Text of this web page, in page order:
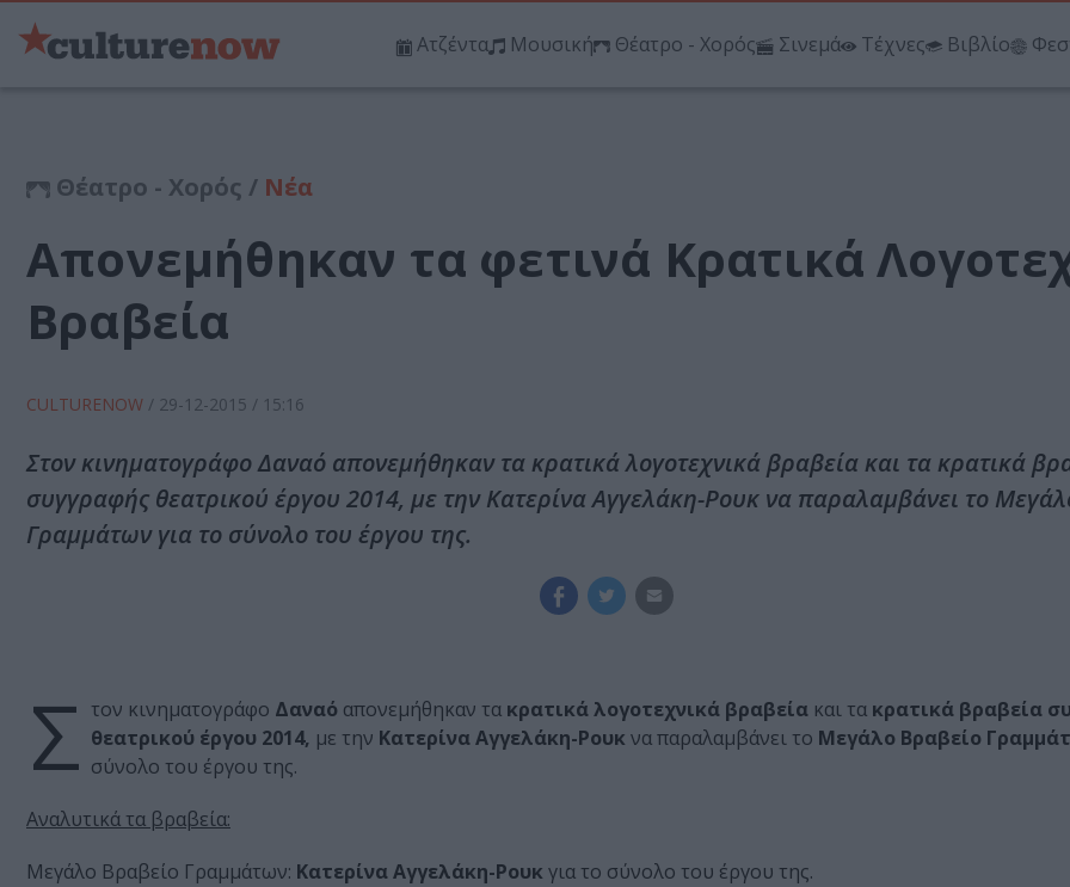
Ατζέντα Μουσική Θέατρο - Χορός Σινεμά Τέχνες Βιβλίο
Θέατρο - Χορός / Νέα
Απονεμήθηκαν τα φετινά Κρατικά
Βραβεία
CULTURENOW / 29-12-2015 / 15:16
Στον κινηματογράφο Δαναό απονεμήθηκαν τα κρατικά λογοτεχνικά βραβεία και τα κρατικά
συγγραφής θεατρικού έργου 2014, με την Κατερίνα Αγγελάκη-Ρουκ να παραλαμβάνει το
Γραμμάτων για το σύνολο του έργου της.
Σ τον κινηματογράφο Δαναό απονεμήθηκαν τα κρατικά λογοτεχνικά βραβεία και τα κρατικά βραβεία
θεατρικού έργου 2014, με την Κατερίνα Αγγελάκη-Ρουκ να παραλαμβάνει το Μεγάλο Βραβείο
σύνολο του έργου της.
Αναλυτικά τα βραβεία:
Μεγάλο Βραβείο Γραμμάτων: Κατερίνα Αγγελάκη-Ρουκ για το σύνολο του έργου της.